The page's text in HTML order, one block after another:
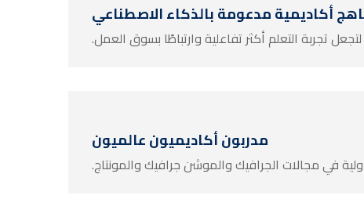
أكاديمية مدعومة بالذكاء الاصطناعي
تجربة التعلم أكثر تفاعلية وارتباطًا بسوق العمل.
مدربون أكاديميون عالميون
في مجالات الجرافيك والموشن جرافيك والمونتاج.